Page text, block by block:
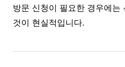
방문 신청이 필요한 경우에는
것이 현실적입니다.